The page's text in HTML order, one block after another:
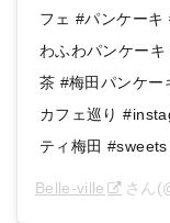
フェ #パンケー
わふわパンケー
茶 #梅田パンケー
カフェ巡り
ティ梅田
Belle-ville さん